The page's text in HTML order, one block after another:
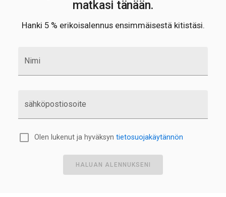
matkasi tänään.
Hanki 5 % erikoisalennus ensimmäisestä kitistäsi.
Nimi
sähköpostiosoite
Olen lukenut ja hyväksyn tietosuojakäytännön
HALUAN ALENNUKSENI